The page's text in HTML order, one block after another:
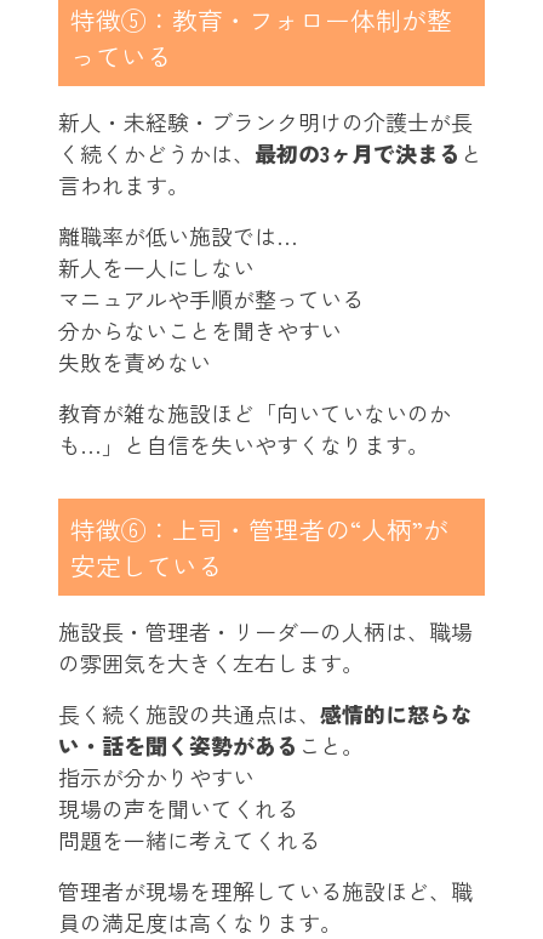
特徴⑤：教育・フォロー体制が整
っている
新人・未経験・ブランク明けの介護士が長
く続くかどうかは、 最初の3ヶ月で決まる と
言われます。
離職率が低い施設では…
新人を一人にしない
マニュアルや手順が整っている
分からないことを聞きやすい
失敗を責めない
教育が雑な施設ほど「向いていないのか
も…」と自信を失いやすくなります。
特徴⑥：上司・管理者の“人柄”が
安定している
施設長・管理者・リーダーの人柄は、職場
の雰囲気を大きく左右します。
長く続く施設の共通点は、 感情的に怒らな
い・話を聞く姿勢がある こと。
指示が分かりやすい
現場の声を聞いてくれる
問題を一緒に考えてくれる
管理者が現場を理解している施設ほど、職
員の満足度は高くなります。